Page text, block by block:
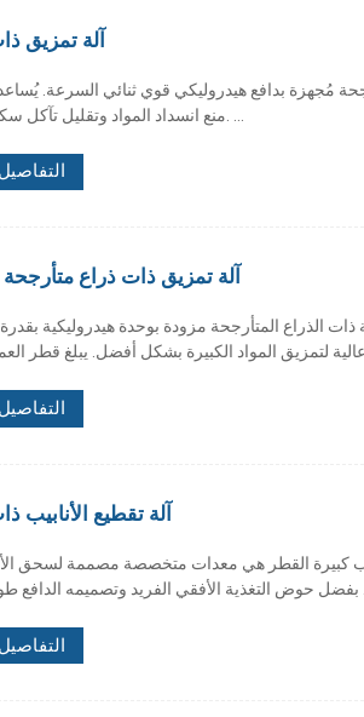
آلة تمزيق
مُجهزة بدافع هيدروليكي قوي ثنائي السرعة.
التفاصيل
آلة تمزيق ذات ذراع
التفاصيل
آلة تقطيع الأنابيب
كبيرة القطر هي معدات متخصصة مصممة لسحق
التفاصيل